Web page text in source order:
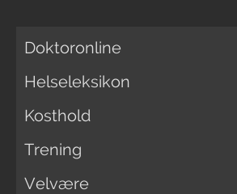
Doktoronline
Helseleksikon
Kosthold
Trening
Velvære